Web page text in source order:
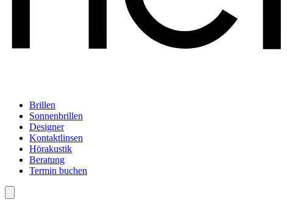
Brillen
Sonnenbrillen
Designer
Kontaktlinsen
Hörakustik
Beratung
Termin buchen